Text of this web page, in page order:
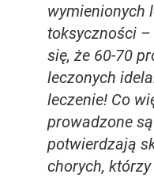
wymienionych
toksyczności –
się, że 60-70
leczonych
leczenie! Co
prowadzone
potwierdzają
chorych,